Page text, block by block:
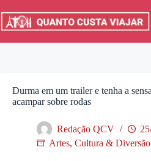
para
Durma em um trailer e tenha a
acampar sobre rodas
Redação QCV
Artes, Cultura & Diversão